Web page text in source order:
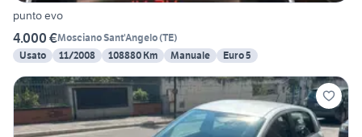
punto evo
4.000 €Mosciano Sant'Angelo(TE)
Usato
11/2008 108880 Km Manuale Euro 5